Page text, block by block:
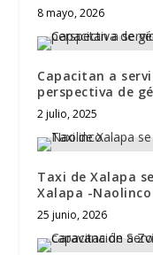
8 mayo, 2026
Capacitan a
perspectiva de
2 julio, 2025
Taxi de Xalapa
Xalapa -Naolinco
25 junio, 2026